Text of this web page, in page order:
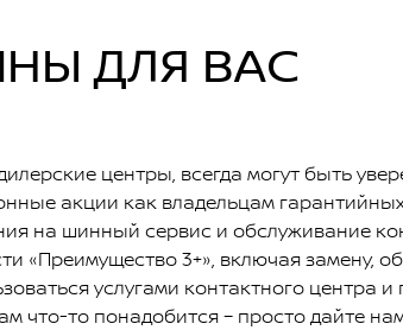
ДЛЯ ВАС
центры, всегда могут быть
акции как владельцам
на шинный сервис и обслуживание
«Преимущество 3+», включая замену,
услугами контактного центра
что-то понадобится – просто дайте